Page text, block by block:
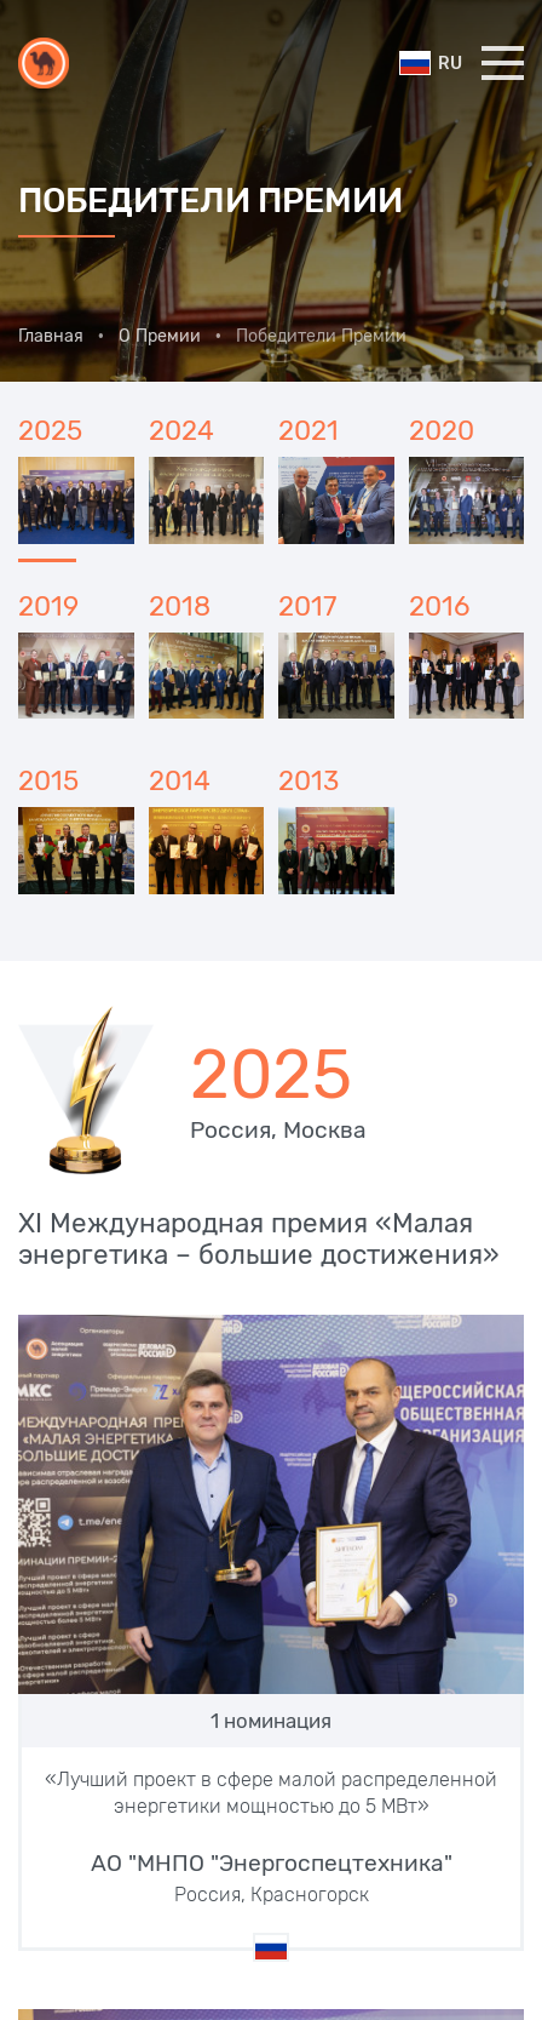
RU
ПОБЕДИТЕЛИ ПРЕМИИ
Главная О Премии Победители Премии
2025 2024 2021 2020
2019 2018 2017 2016
2015 2014 2013
2025
Россия, Москва
XI Международная премия «Малая
энергетика – большие достижения»
1 номинация
«Лучший проект в сфере малой распределенной
энергетики мощностью до 5 МВт»
АО "МНПО "Энергоспецтехника"
Россия, Красногорск